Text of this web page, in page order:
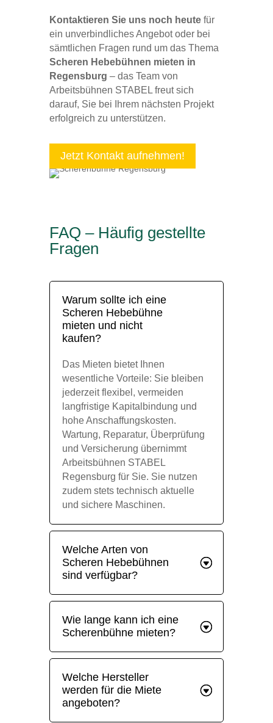
Kontaktieren Sie uns noch heutefür
ein unverbindliches Angebot oder bei
sämtlichen Fragen rund um das Thema
Scheren Hebebühnen mieten in
Regensburg – das Team von
Arbeitsbühnen STABEL freut sich
darauf, Sie bei Ihrem nächsten Projekt
erfolgreich zu unterstützen.
Jetzt Kontakt aufnehmen!
FAQ – Häufig gestellte
Fragen
Warum sollte ich eine
Scheren Hebebühne
mieten und nicht
kaufen?
Das Mieten bietet Ihnen
wesentliche Vorteile: Sie bleiben
jederzeit flexibel, vermeiden
langfristige Kapitalbindung und
hohe Anschaffungskosten.
Wartung, Reparatur, Überprüfung
und Versicherung übernimmt
Arbeitsbühnen STABEL
Regensburg für Sie. Sie nutzen
zudem stets technisch aktuelle
und sichere Maschinen.
Welche Arten von
Scheren Hebebühnen
sind verfügbar?
Wie lange kann ich eine
Scherenbühne mieten?
Welche Hersteller
werden für die Miete
angeboten?